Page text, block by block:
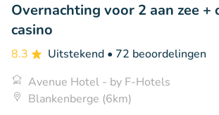
Overnachting voor 2 aan zee +
casino
8.3 Uitstekend • 72 beoordelingen
Avenue Hotel - by F-Hotels
Blankenberge (6km)